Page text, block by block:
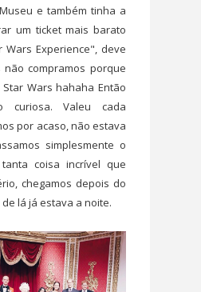
e também tinha a
um ticket mais barato
Experience", deve
não compramos porque
Wars hahaha Então
curiosa. Valeu cada
por acaso, não estava
simplesmente o
coisa incrível que
chegamos depois do
lá já estava a noite.